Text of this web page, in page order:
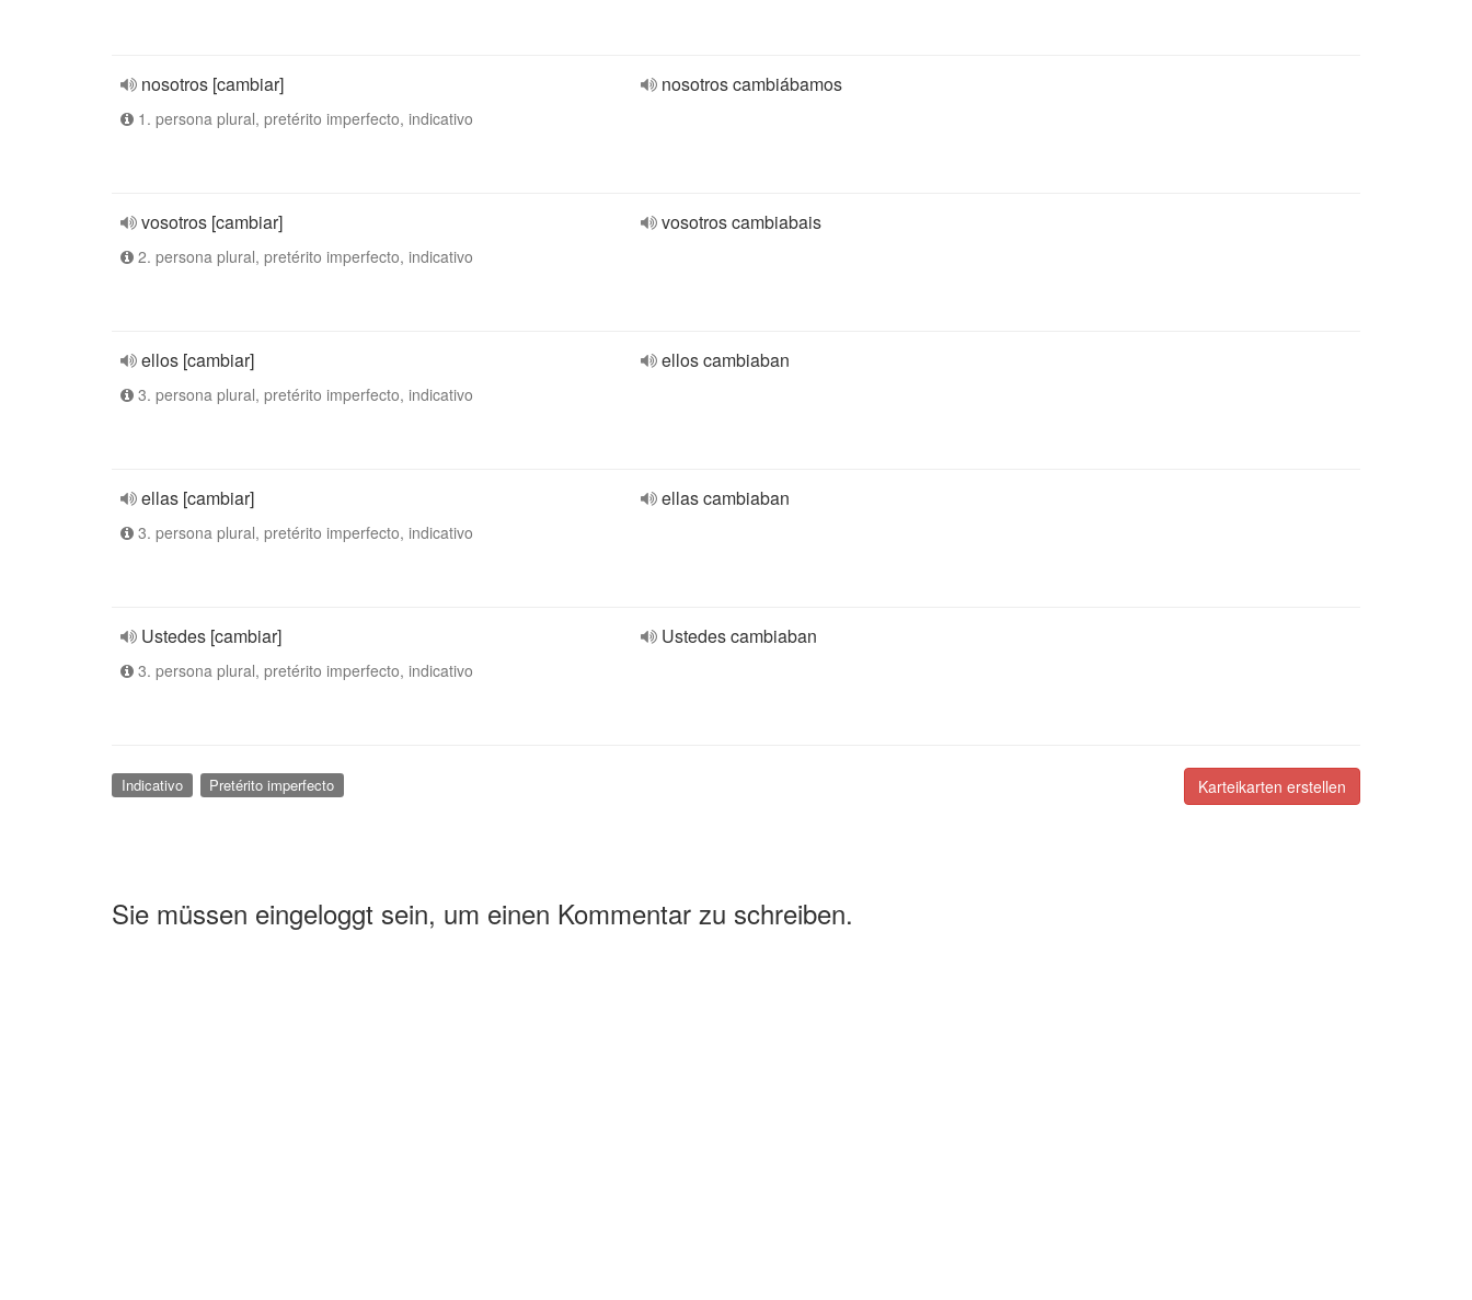
nosotros [cambiar]
1. persona plural, pretérito imperfecto, indicativo
nosotros cambiábamos
vosotros [cambiar]
2. persona plural, pretérito imperfecto, indicativo
vosotros cambiabais
ellos [cambiar]
3. persona plural, pretérito imperfecto, indicativo
ellos cambiaban
ellas [cambiar]
3. persona plural, pretérito imperfecto, indicativo
ellas cambiaban
Ustedes [cambiar]
3. persona plural, pretérito imperfecto, indicativo
Ustedes cambiaban
Karteikarten erstellen
Indicativo Pretérito imperfecto
Sie müssen eingeloggt sein, um einen Kommentar zu schreiben.